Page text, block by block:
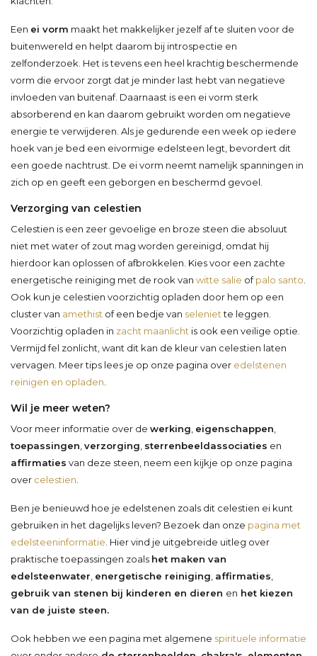
Een ei vorm maakt het makkelijker jezelf af te sluiten voor de
buitenwereld en helpt daarom bij introspectie en
zelfonderzoek. Het is tevens een heel krachtig beschermende
vorm die ervoor zorgt dat je minder last hebt van negatieve
invloeden van buitenaf. Daarnaast is een ei vorm sterk
absorberend en kan daarom gebruikt worden om negatieve
energie te verwijderen. Als je gedurende een week op iedere
hoek van je bed een eivormige edelsteen legt, bevordert dit
een goede nachtrust. De ei vorm neemt namelijk spanningen in
zich op en geeft een geborgen en beschermd gevoel.
Verzorging van celestien
Celestien is een zeer gevoelige en broze steen die absoluut
niet met water of zout mag worden gereinigd, omdat hij
hierdoor kan oplossen of afbrokkelen. Kies voor een zachte
energetische reiniging met de rook van witte salie ofpalo santo
Ook kun je celestien voorzichtig opladen door hem op een
cluster van amethist of een bedje van seleniette leggen.
Voorzichtig opladen in zacht maanlicht is ook een veilige optie.
Vermijd fel zonlicht, want dit kan de kleur van celestien laten
vervagen. Meer tips lees je op onze pagina over edelstenen
reinigen en opladen
Wil je meer weten?
Voor meer informatie over de werking eigenschappen
toepassingen verzorging sterrenbeeldassociaties en
affirmaties van deze steen, neem een kijkje op onze pagina
over celestien
Ben je benieuwd hoe je edelstenen zoals dit celestien ei kunt
gebruiken in het dagelijks leven? Bezoek dan onze pagina met
edelsteeninformatie . Hier vind je uitgebreide uitleg over
praktische toepassingen zoals het maken van
edelsteenwater energetische reiniging affirmaties
gebruik van stenen bij kinderen en dieren en het kiezen
van de juiste steen.
Ook hebben we een pagina met algemene spirituele informatie